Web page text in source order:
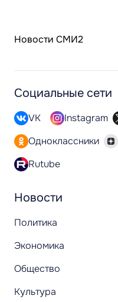
Новости СМИ2
Новости
Политика
Экономика
Общество
Культура
Социальные сети
VK Instagram
Одноклассники
Rutube